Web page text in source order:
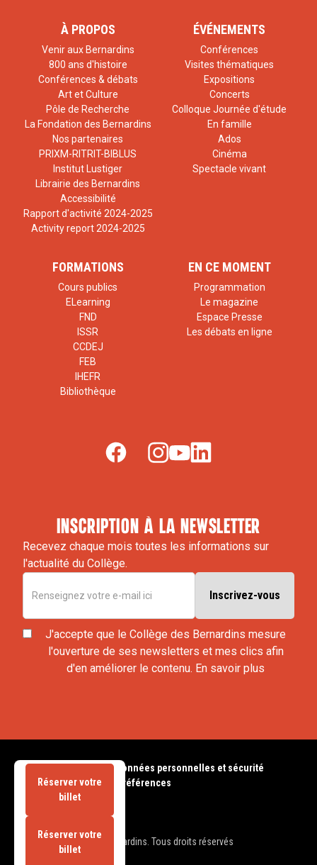
Réserver votre
billet
Réserver votre
billet
À PROPOS
Venir aux Bernardins
800 ans d'histoire
Conférences & débats
Art et Culture
Pôle de Recherche
La Fondation des Bernardins
Nos partenaires
PRIXM-RITRIT-BIBLUS
Institut Lustiger
Librairie des Bernardins
Accessibilité
Rapport d'activité 2024-2025
Activity report 2024-2025
ÉVÉNEMENTS
Conférences
Visites thématiques
Expositions
Concerts
Colloque Journée d'étude
En famille
Ados
Cinéma
Spectacle vivant
FORMATIONS
Cours publics
ELearning
FND
ISSR
CCDEJ
FEB
IHEFR
Bibliothèque
EN CE MOMENT
Programmation
Le magazine
Espace Presse
Les débats en ligne
inscription à la newsletter
Recevez chaque mois toutes les informations sur
l'actualité du Collège.
J'accepte que le Collège des Bernardins mesure
l'ouverture de ses newsletters et mes clics afin
d'en améliorer le contenu. En savoir plus
© 2025 Collège des Bernardins. Tous droits réservés
Mentions légales CGV
Données personnelles et sécurité
CookiesModifier mes préférences